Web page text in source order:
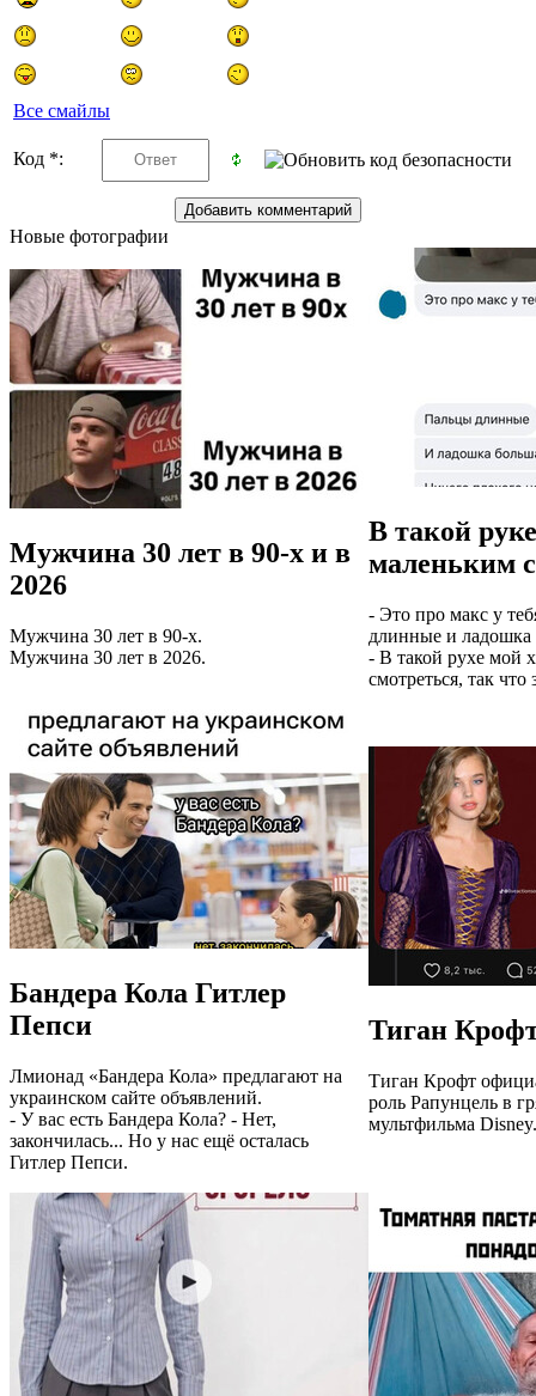
Все смайлы
Код *:
Новые фотографии
Мужчина 30 лет в 90-х и в
2026
Мужчина 30 лет в 90-х.
Мужчина 30 лет в 2026.
В такой
маленьким
- Это про макс у
длинные и ладошка
- В такой рухе мой
смотреться, так
Бандера Кола Гитлер
Пепси
Лмионад «Бандера Кола» предлагают на
украинском сайте объявлений.
- У вас есть Бандера Кола? - Нет,
закончилась... Но у нас ещё осталась
Гитлер Пепси.
Тиган
Тиган Крофт
роль Рапунцель в
мультфильма Disney.